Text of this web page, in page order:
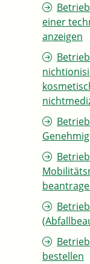
einer
anzeigen
bestellen